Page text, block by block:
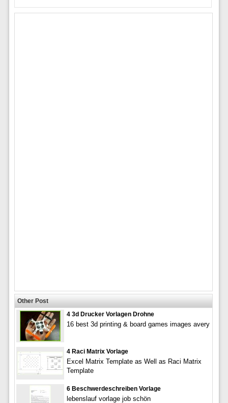
Other Post
4 3d Drucker Vorlagen Drohne
16 best 3d printing & board games images avery
4 Raci Matrix Vorlage
Excel Matrix Template as Well as Raci Matrix
Template
6 Beschwerdeschreiben Vorlage
lebenslauf vorlage job schön